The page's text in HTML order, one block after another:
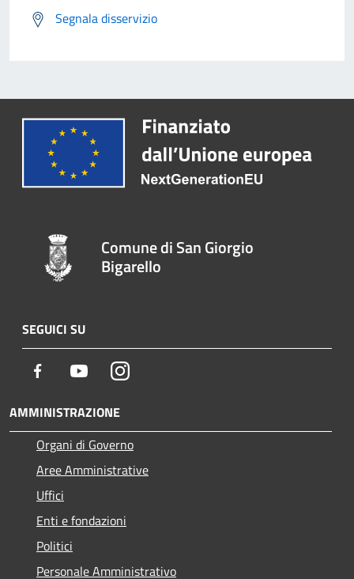
Segnala disservizio
Comune di San Giorgio
Bigarello
SEGUICI SU
Facebook YoutubeInstagram
AMMINISTRAZIONE
Organi di Governo
Aree Amministrative
Uffici
Enti e fondazioni
Politici
Personale Amministrativo